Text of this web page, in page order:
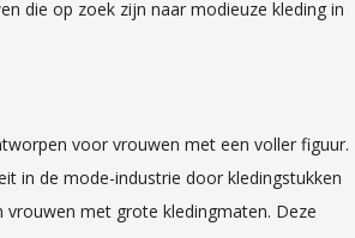
die op zoek zijn naar modieuze kleding in
voor vrouwen met een voller figuur.
in de mode-industrie door kledingstukken
met grote kledingmaten. Deze